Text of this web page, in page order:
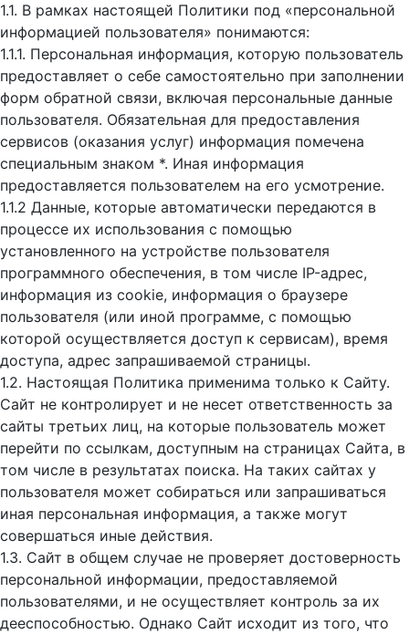
1.1. В рамках настоящей Политики под «персональной
информацией пользователя» понимаются:
1.1.1. Персональная информация, которую пользователь
предоставляет о себе самостоятельно при заполнении
форм обратной связи, включая персональные данные
пользователя. Обязательная для предоставления
сервисов (оказания услуг) информация помечена
специальным знаком *. Иная информация
предоставляется пользователем на его усмотрение.
1.1.2 Данные, которые автоматически передаются в
процессе их использования с помощью
установленного на устройстве пользователя
программного обеспечения, в том числе IP-адрес,
информация из cookie, информация о браузере
пользователя (или иной программе, с помощью
которой осуществляется доступ к cервисам), время
доступа, адрес запрашиваемой страницы.
1.2. Настоящая Политика применима только к Сайту.
Сайт не контролирует и не несет ответственность за
сайты третьих лиц, на которые пользователь может
перейти по ссылкам, доступным на страницах Сайта, в
том числе в результатах поиска. На таких сайтах у
пользователя может собираться или запрашиваться
иная персональная информация, а также могут
совершаться иные действия.
1.3. Сайт в общем случае не проверяет достоверность
персональной информации, предоставляемой
пользователями, и не осуществляет контроль за их
дееспособностью. Однако Сайт исходит из того, что